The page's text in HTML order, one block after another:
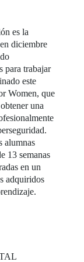
es la
diciembre
para trabajar
este
Women, que
una
alumnas
13 semanas
en un
adquiridos